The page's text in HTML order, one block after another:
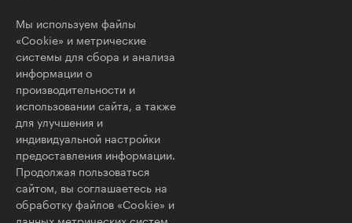
Мы используем файлы
«Cookie» и метрические
системы для сбора и анализа
информации о
производительности и
использовании сайта, а также
для улучшения и
индивидуальной настройки
предоставления информации.
Продолжая пользоваться
сайтом, вы соглашаетесь на
обработку файлов «Cookie» и